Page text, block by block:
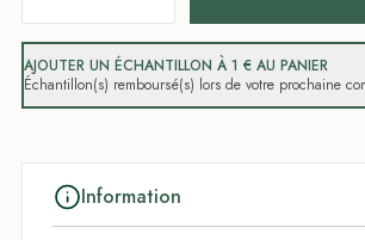
AJOUTER UN ÉCHANTILLON À 1 € AU PANIER
Échantillon(s) remboursé(s) lors de votre prochaine
Information